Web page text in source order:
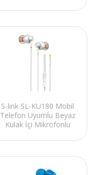
S-link SL-KU180 Mobil
Telefon Uyumlu Beyaz
Kulak İçi Mikrofonlu